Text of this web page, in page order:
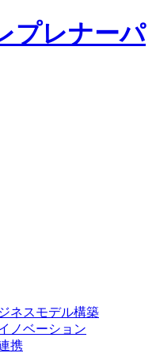
ネスモデル構築
ノベーション
携